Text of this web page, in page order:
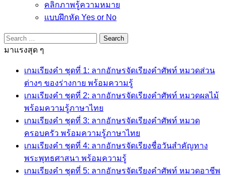
คลิกภาพรู้ความหมาย
แบบฝึกหัด Yes or No
Search
for:
มาแรงสุด ๆ
เกมเรียงคำ ชุดที่ 1: ลากอักษรจัดเรียงคำศัพท์ หมวดส่วน
ต่างๆ ของร่างกาย พร้อมความรู้
เกมเรียงคำ ชุดที่ 2: ลากอักษรจัดเรียงคำศัพท์ หมวดผลไม้
พร้อมความรู้ภาษาไทย
เกมเรียงคำ ชุดที่ 3: ลากอักษรจัดเรียงคำศัพท์ หมวด
ครอบครัว พร้อมความรู้ภาษาไทย
เกมเรียงคำ ชุดที่ 4: ลากอักษรจัดเรียงชื่อวันสำคัญทาง
พระพุทธศาสนา พร้อมความรู้
เกมเรียงคำ ชุดที่ 5: ลากอักษรจัดเรียงคำศัพท์ หมวดอาชีพ